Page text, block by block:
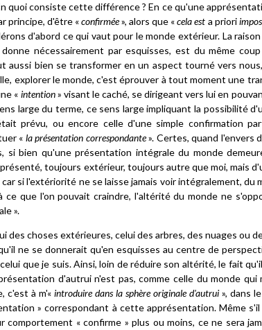
quoi consiste cette différence ? En ce qu'une
principe, d'être «confirmée», alors que «cela est a priori
d'abord ce qui vaut pour le monde extérieur. La
nécessairement par esquisses, est du même
aussi bien se transformer en un aspect tourné vers
explorer le monde, c'est éprouver à tout moment une
« intention» visant le caché, se dirigeant vers lui en
large du terme, ce sens large impliquant la possibilité
prévu, ou encore celle d'une simple confirmation
« la présentation correspondante». Certes, quand l'envers
bien qu'une présentation intégrale du monde
toujours extérieur, toujours autre que moi, mais
si l'extériorité ne se laisse jamais voir intégralement, du
que l'on pouvait craindre, l'altérité du monde ne
».
des choses extérieures, celui des arbres, des nuages ou
ne se donnerait qu'en esquisses au centre de
que je suis. Ainsi, loin de réduire son altérité, le fait qu'il
d'autrui n'est pas, comme celle du monde qui
c'est à m'« introduire dans la sphère originale d'autrui», dans
» correspondant à cette apprésentation. Même
« confirme » plus ou moins, ce ne sera